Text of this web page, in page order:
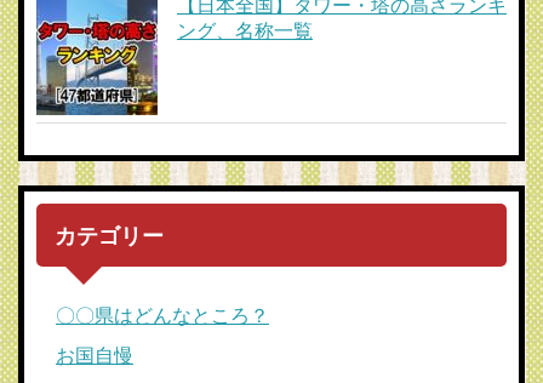
【日本全国】タワー・塔の高さランキ
ング、名称一覧
カテゴリー
〇〇県はどんなところ？
お国自慢